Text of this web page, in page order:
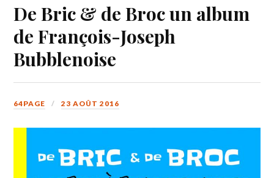
De Bric & de Broc un album
de François-Joseph
Bubblenoise
64PAGE 23 AOÛT 2016